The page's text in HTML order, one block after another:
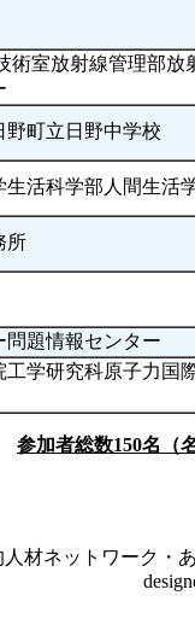
術室放射線管理部放
野町立日野中学校
生活科学部人間生活
所
問題情報センター
工学研究科原子力国
参加者総数150名（
材ネットワーク・